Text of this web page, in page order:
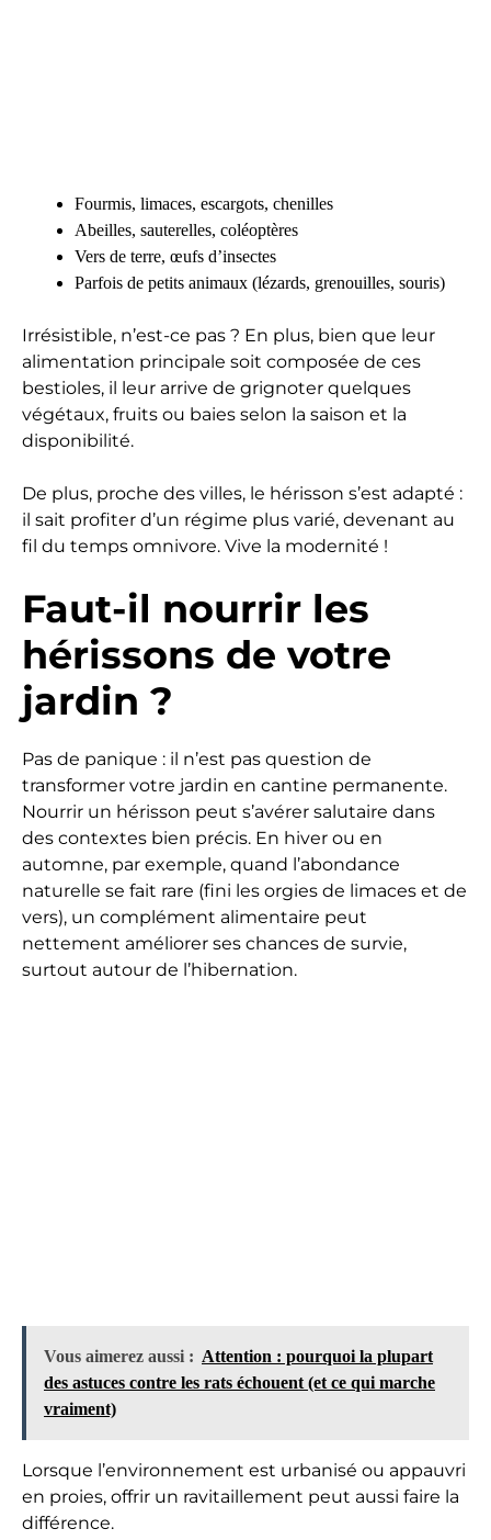
Fourmis, limaces, escargots, chenilles
Abeilles, sauterelles, coléoptères
Vers de terre, œufs d’insectes
Parfois de petits animaux (lézards, grenouilles, souris)
Irrésistible, n’est-ce pas ? En plus, bien que leur
alimentation principale soit composée de ces
bestioles, il leur arrive de grignoter quelques
végétaux, fruits ou baies selon la saison et la
disponibilité.
De plus, proche des villes, le hérisson s’est adapté :
il sait profiter d’un régime plus varié, devenant au
fil du temps omnivore. Vive la modernité !
Faut-il nourrir les
hérissons de votre
jardin ?
Pas de panique : il n’est pas question de
transformer votre jardin en cantine permanente.
Nourrir un hérisson peut s’avérer salutaire dans
des contextes bien précis. En hiver ou en
automne, par exemple, quand l’abondance
naturelle se fait rare (fini les orgies de limaces et de
vers), un complément alimentaire peut
nettement améliorer ses chances de survie,
surtout autour de l’hibernation.
Vous aimerez aussi : Attention : pourquoi la plupart
des astuces contre les rats échouent (et ce qui marche
vraiment)
Lorsque l’environnement est urbanisé ou appauvri
en proies, offrir un ravitaillement peut aussi faire la
différence.